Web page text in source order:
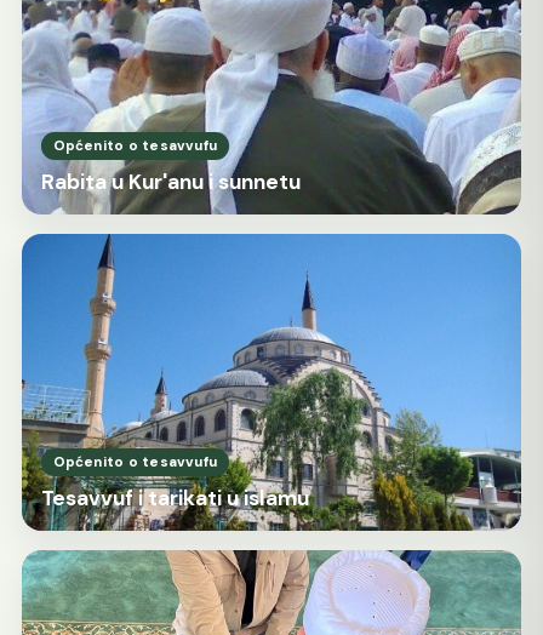
Općenito o tesavvufu
Rabita u Kur'anu i sunnetu
Općenito o tesavvufu
Tesavvuf i tarikati u islamu